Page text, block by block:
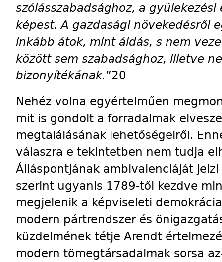
szólásszabad­sághoz, a
képest. A gazdasági növekedésről
inkább átok, mint áldás, s nem
között sem szabadsághoz, illetve
bizonyítékának.”20
Nehéz volna egyértelműen
mit is gondolt a forradalmak
megtalálásának lehetőségeiről.
válaszra e tekintetben nem tudja
Álláspontjának ambivalenciáját
szerint ugyanis 1789-től kezdve
megjelenik a képviseleti
modern pártrendszer és
küzdelmének tétje Arendt
modern tömegtársadalmak sorsa